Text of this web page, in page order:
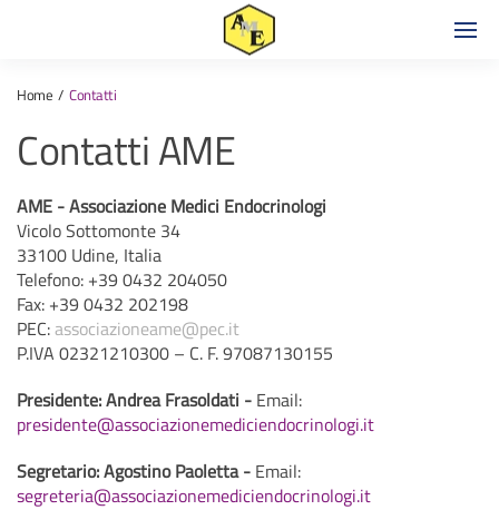
Home Contatti
Contatti AME
AME - Associazione Medici Endocrinologi
Vicolo Sottomonte 34
33100 Udine, Italia
Telefono: +39 0432 204050
Fax: +39 0432 202198
PEC:associazioneame@pec.it
P.IVA 02321210300 – C. F. 97087130155
Presidente: Andrea Frasoldati - Email:
presidente@associazionemediciendocrinologi.it
Segretario: Agostino Paoletta - Email:
segreteria@associazionemediciendocrinologi.it